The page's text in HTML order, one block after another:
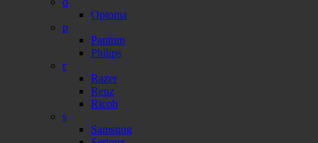
Optoma
p
Pantum
Philips
r
Razer
Renz
Ricoh
s
Samsung